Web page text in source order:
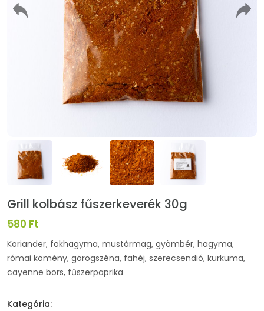
Grill kolbász fűszerkeverék 30g
580 Ft
Koriander, fokhagyma, mustármag, gyömbér, hagyma,
római kömény, görögszéna, fahéj, szerecsendió, kurkuma,
cayenne bors, fűszerpaprika
Kategória: